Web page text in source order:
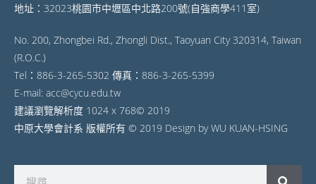
地址：32023桃園市中壢區中北路200號(自強商學411室)
No. 200, Zhongbei Rd., Zhongli Dist., Taoyuan City 320314, Taiwan
(R.O.C.)
Tel：886-3-265-5302 傳真：886-3-265-5399
E-mail: acc@cycu.edu.tw
建議瀏覽解析度 1024 x 768© 2019
中原大學會計系 版權所有 © 2019 Design by WU KUAN-HSING